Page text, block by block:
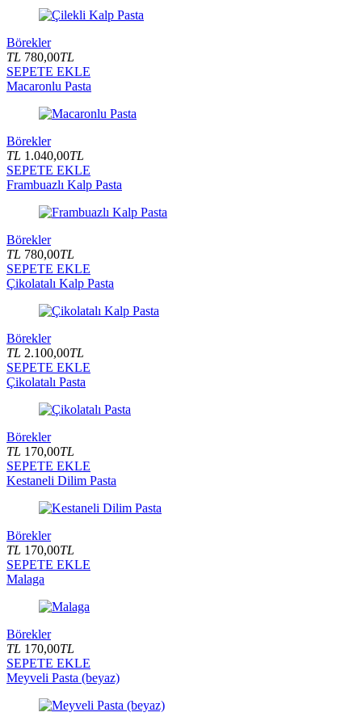
Börekler
TL 780,00TL
SEPETE EKLE
Macaronlu Pasta
Börekler
TL 1.040,00TL
SEPETE EKLE
Frambuazlı Kalp Pasta
Börekler
TL 780,00TL
SEPETE EKLE
Çikolatalı Kalp Pasta
Börekler
TL 2.100,00TL
SEPETE EKLE
Çikolatalı Pasta
Börekler
TL 170,00TL
SEPETE EKLE
Kestaneli Dilim Pasta
Börekler
TL 170,00TL
SEPETE EKLE
Malaga
Börekler
TL 170,00TL
SEPETE EKLE
Meyveli Pasta (beyaz)